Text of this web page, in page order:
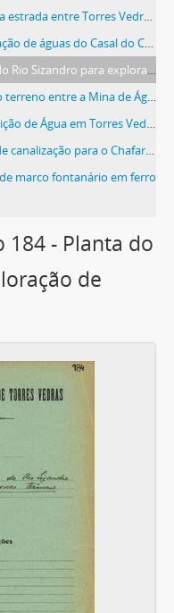
entre Torres Vedras e o Cadaval, no Sarge
do Casal do Chafariz para o Largo da Graça
para exploração de águas termais
de Água na Quinta da Gaga e a vila de Torres Vedras
de Água em Torres Vedras
para o Chafariz da Ribaldeira
marco fontanário em ferro
184 - Planta do
de